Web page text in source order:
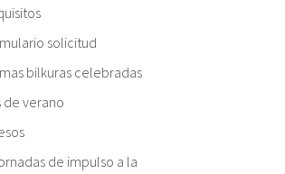
solicitud
bilkuras celebradas
de verano
de impulso a la